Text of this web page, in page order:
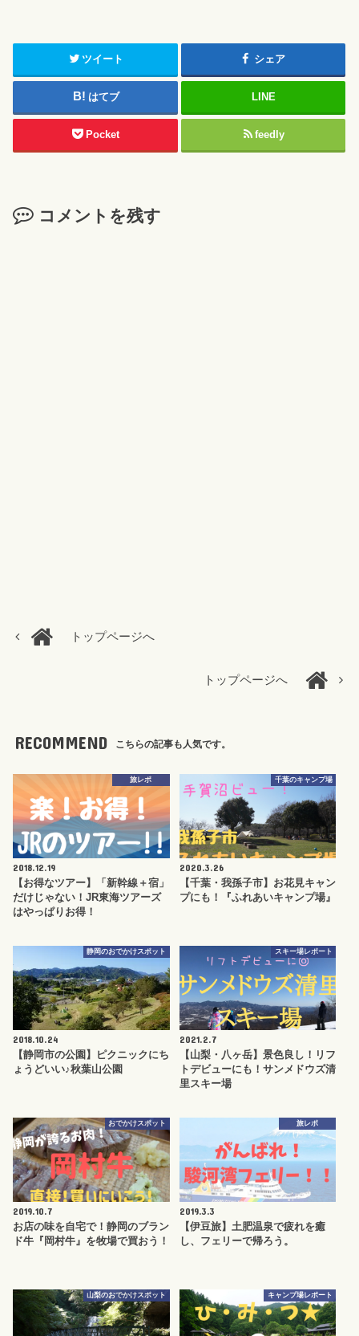
ツイート シェア
はてブ LINE
Pocket feedly
コメントを残す
トップページへ
トップページへ
RECOMMEND こちらの記事も人気です。
旅レポ
2018.12.19
【お得なツアー】「新幹線＋宿」
だけじゃない！JR東海ツアーズ
はやっぱりお得！
千葉のキャンプ場
2020.3.26
【千葉・我孫子市】お花見キャン
プにも！『ふれあいキャンプ場』
静岡のおでかけスポット
2018.10.24
【静岡市の公園】ピクニックにち
ょうどいい♪秋葉山公園
スキー場レポート
2021.2.7
【山梨・八ヶ岳】景色良し！リフ
トデビューにも！サンメドウズ清
里スキー場
おでかけスポット
2019.10.7
お店の味を自宅で！静岡のブラン
ド牛『岡村牛』を牧場で買おう！
旅レポ
2019.3.3
【伊豆旅】土肥温泉で疲れを癒
し、フェリーで帰ろう。
山梨のおでかけスポット キャンプ場レポート